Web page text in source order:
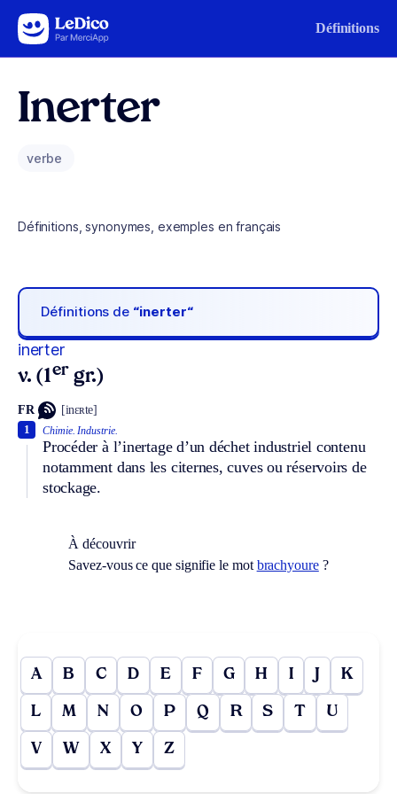
Aller au contenu Définitions
Inerter
verbe
Définitions, synonymes, exemples en français
Définitions de “inerter“
inerter
v. (1er gr.)
FR [inɛʀte]
Chimie. Industrie.
Procéder à l’inertage d’un déchet industriel contenu
notamment dans les citernes, cuves ou réservoirs de
stockage.
1
À découvrir
Savez-vous ce que signifie le mot brachyoure?
A B C D E F G H I J K
L M N O P Q R S T U
V W X Y Z